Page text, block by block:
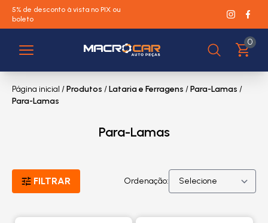
5% de desconto à vista no PIX ou
boleto
0
Página inicial /Produtos /Lataria e Ferragens /Para-Lamas /
Para-Lamas
Para-Lamas
FILTRAR Ordenação: